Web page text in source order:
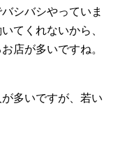
シバシやっていま
てくれないから、
店が多いですね。
多いですが、若い